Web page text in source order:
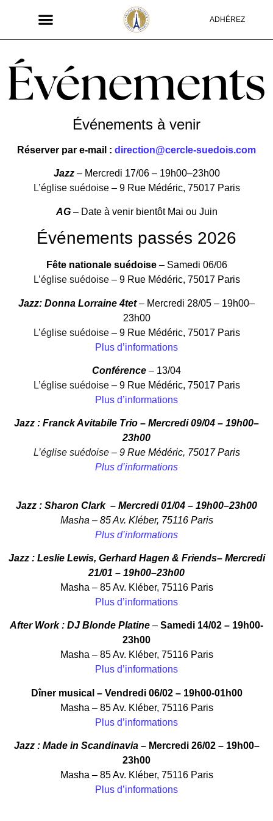
ADHÉREZ
Événements
Événements à venir
Réserver par e-mail : direction@cercle-suedois.com
Jazz– Mercredi 17/06 – 19h00–23h00
L’église suédoise – 9 Rue Médéric, 75017 Paris
AG – Date à venir bientôt Mai ou Juin
Événements passés 2026
Fête nationale suédoise– Samedi 06/06
L’église suédoise – 9 Rue Médéric, 75017 Paris
Jazz: Donna Lorraine 4tet– Mercredi 28/05 – 19h00–
23h00
L’église suédoise – 9 Rue Médéric, 75017 Paris
Plus d’informations
Conférence – 13/04
L’église suédoise – 9 Rue Médéric, 75017 Paris
Plus d’informations
Jazz : Franck Avitabile Trio – Mercredi 09/04 – 19h00–
23h00
L’église suédoise – 9 Rue Médéric, 75017 Paris
Plus d’informations
Jazz : Sharon Clark – Mercredi 01/04 – 19h00–23h00
Masha – 85 Av. Kléber, 75116 Paris
Plus d’informations
Jazz : Leslie Lewis, Gerhard Hagen & Friends– Mercredi
21/01 – 19h00–23h00
Masha – 85 Av. Kléber, 75116 Paris
Plus d’informations
After Work : DJ Blonde Platine – Samedi 14/02 – 19h00-
23h00
Masha – 85 Av. Kléber, 75116 Paris
Plus d’informations
Dîner musical – Vendredi 06/02 – 19h00-01h00
Masha – 85 Av. Kléber, 75116 Paris
Plus d’informations
Jazz : Made in Scandinavia– Mercredi 26/02 – 19h00–
23h00
Masha – 85 Av. Kléber, 75116 Paris
Plus d’informations